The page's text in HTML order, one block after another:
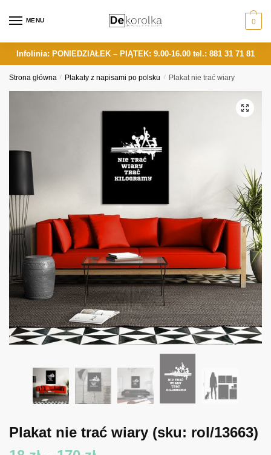
MENU 0
Infolinia: PONIEDZIAŁEK – PIĄTEK: 9.00-16.00 tel.: 881 31 71 81
Strona główna / Plakaty z napisami po polsku / Plakat nie trać wiary
Plakat nie trać wiary (sku: rol/13663)